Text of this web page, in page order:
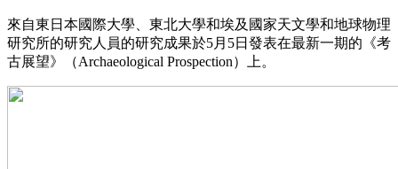
來自東日本國際大學、東北大學和埃及國家天文學和地球物理
研究所的研究人員的研究成果於5月5日發表在最新一期的《考
古展望》（Archaeological Prospection）上。